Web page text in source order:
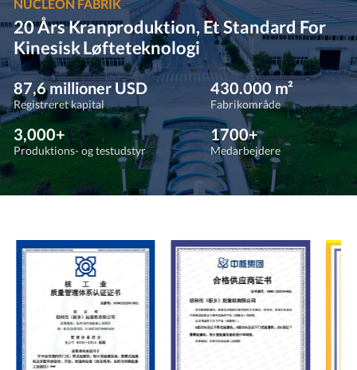
NUCLEON FABRIK
20 Års Kranproduktion, Et Standard For
Kinesisk Løfteteknologi
87,6 millioner USD
Registreret kapital
430.000 m²
Fabrikområde
3,000+
Produktions- og testudstyr
1700+
Medarbejdere